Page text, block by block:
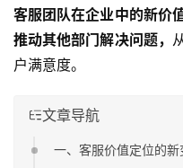
客服团队在企业中的新价
推动其他部门解决问题，
户满意度。
文章导航
一、客服价值定位的新